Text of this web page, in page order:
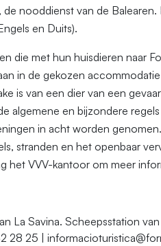
de nooddienst van de
en Duits).
die met hun huisdieren naar
in de gekozen
is van een dier van een
algemene en bijzondere
in acht worden
stranden en het openbaar
het VVV-kantoor om meer
La Savina. Scheepsstation
28 25 |